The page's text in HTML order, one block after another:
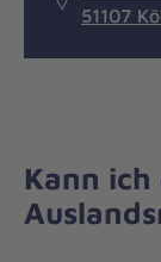
51107
Kann ich